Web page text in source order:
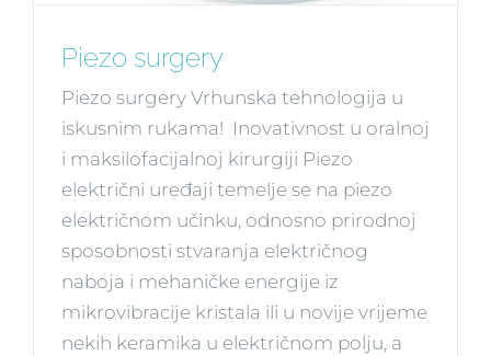
Piezo surgery
Piezo surgery Vrhunska tehnologija u
iskusnim rukama! Inovativnost u oralnoj
i maksilofacijalnoj kirurgiji Piezo
električni uređaji temelje se na piezo
električnom učinku, odnosno prirodnoj
sposobnosti stvaranja električnog
naboja i mehaničke energije iz
mikrovibracije kristala ili u novije vrijeme
nekih keramika u električnom polju, a